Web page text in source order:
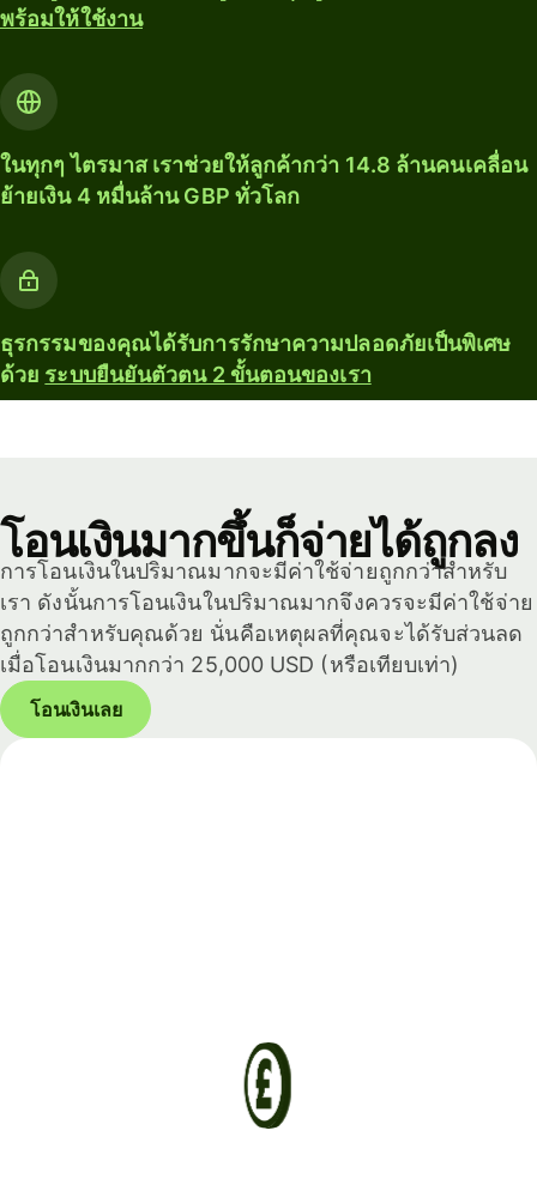
พร้อมให้ใช้งาน
ในทุกๆ ไตรมาส เราช่วยให้ลูกค้ากว่า 14.8 ล้านคนเคลื่อน
ย้ายเงิน 4 หมื่นล้าน GBP ทั่วโลก
ธุรกรรมของคุณได้รับการรักษาความปลอดภัยเป็นพิเศษ
ด้วย ระบบยืนยันตัวตน 2 ขั้นตอนของเรา
โอนเงินมากขึ้นก็จ่ายได้ถูกลง
การโอนเงินในปริมาณมากจะมีค่าใช้จ่ายถูกกว่าสำหรับ
เรา ดังนั้นการโอนเงินในปริมาณมากจึงควรจะมีค่าใช้จ่าย
ถูกกว่าสำหรับคุณด้วย นั่นคือเหตุผลที่คุณจะได้รับส่วนลด
เมื่อโอนเงินมากกว่า 25,000 USD (หรือเทียบเท่า)
โอนเงินเลย